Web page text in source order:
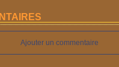
Ajouter un commentaire